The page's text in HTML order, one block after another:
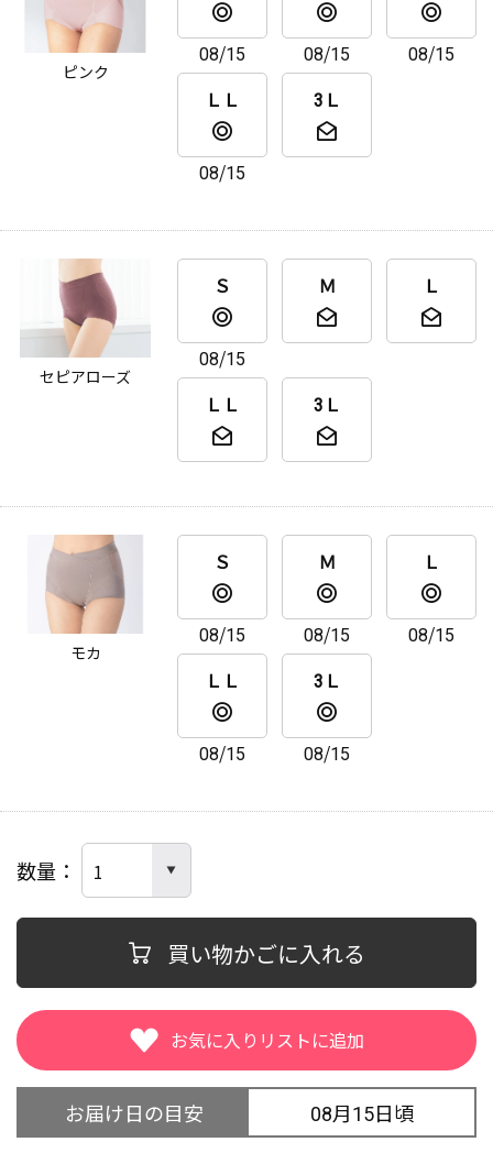
ピンク
08/15 08/15
08/15
ＬＬ
08/15
3Ｌ
セピアローズ
Ｓ
08/15
Ｍ Ｌ
ＬＬ 3Ｌ
モカ
Ｓ
08/15
Ｍ
08/15
Ｌ
08/15
ＬＬ
08/15
3Ｌ
08/15
数量
買い物かごに入れる
お届け日の目安 08月15日頃